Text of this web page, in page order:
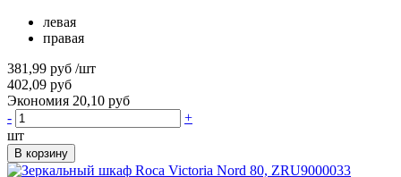
левая
правая
381,99 руб /шт
402,09 руб
Экономия 20,10 руб
-
+
шт
В корзину